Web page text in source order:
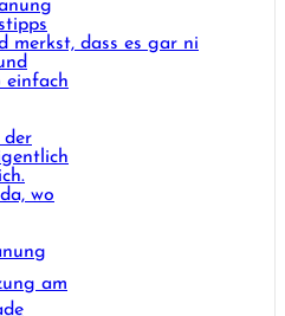
merkst, dass es gar ni